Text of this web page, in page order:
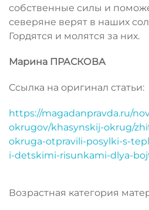
собственные силы и
северяне верят в наших
Гордятся и молятся за них.
Марина ПРАСКОВА
Ссылка на оригинал статьи:
https://magadanpravda.ru/
okrugov/khasynskij-okrug/
okruga-otpravili-posylki-s-
i-detskimi-risunkami-dlya-
Возрастная категория